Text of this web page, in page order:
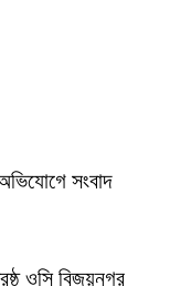
সংবাদ
ওসি বিজয়নগর